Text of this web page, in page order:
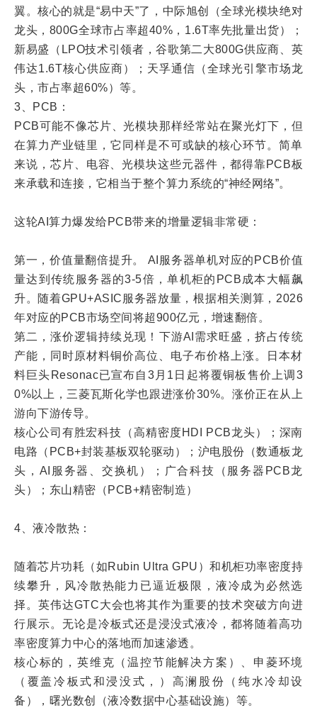
翼。核心的就是“易中天”了，中际旭创（全球光模块绝对
龙头，800G全球市占率超40%，1.6T率先批量出货）；
新易盛（LPO技术引领者，谷歌第二大800G供应商、英
伟达1.6T核心供应商）；天孚通信（全球光引擎市场龙
头，市占率超60%）等。
3、PCB：
PCB可能不像芯片、光模块那样经常站在聚光灯下，但
在算力产业链里，它同样是不可或缺的核心环节。简单
来说，芯片、电容、光模块这些元器件，都得靠PCB板
来承载和连接，它相当于整个算力系统的“神经网络”。
这轮AI算力爆发给PCB带来的增量逻辑非常硬：
第一，价值量翻倍提升。 AI服务器单机对应的PCB价值
量达到传统服务器的3-5倍，单机柜的PCB成本大幅飙
升。随着GPU+ASIC服务器放量，根据相关测算，2026
年对应的PCB市场空间将超900亿元，增速翻倍。
第二，涨价逻辑持续兑现！下游AI需求旺盛，挤占传统
产能，同时原材料铜价高位、电子布价格上涨。日本材
料巨头Resonac已宣布自3月1日起将覆铜板售价上调3
0%以上，三菱瓦斯化学也跟进涨价30%。涨价正在从上
游向下游传导。
核心公司有胜宏科技（高精密度HDI PCB龙头）；深南
电路（PCB+封装基板双轮驱动）；沪电股份（数通板龙
头，AI服务器、交换机）；广合科技（服务器PCB龙
头）；东山精密（PCB+精密制造）
4、液冷散热：
随着芯片功耗（如Rubin Ultra GPU）和机柜功率密度持
续攀升，风冷散热能力已逼近极限，液冷成为必然选
择。英伟达GTC大会也将其作为重要的技术突破方向进
行展示。无论是冷板式还是浸没式液冷，都将随着高功
率密度算力中心的落地而加速渗透。
核心标的，英维克（温控节能解决方案）、申菱环境
（覆盖冷板式和浸没式，）高澜股份（纯水冷却设
备），曙光数创（液冷数据中心基础设施）等。